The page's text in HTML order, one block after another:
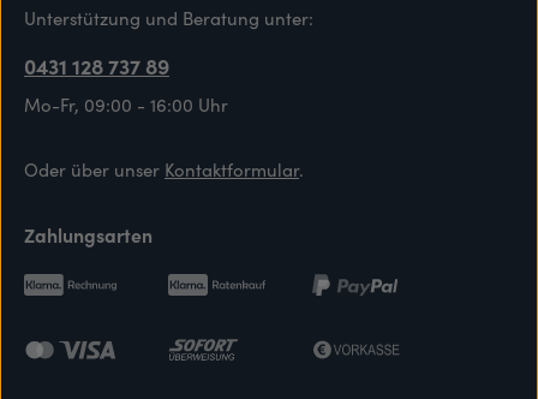
Unterstützung und Beratung unter:
0431 128 737 89
Mo-Fr, 09:00 - 16:00 Uhr
Oder über unser Kontaktformular.
Zahlungsarten